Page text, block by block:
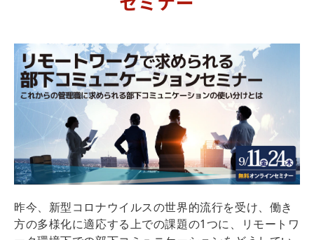
昨今、新型コロナウイルスの世界的流行を受け、働き
方の多様化に適応する上での課題の1つに、リモートワ